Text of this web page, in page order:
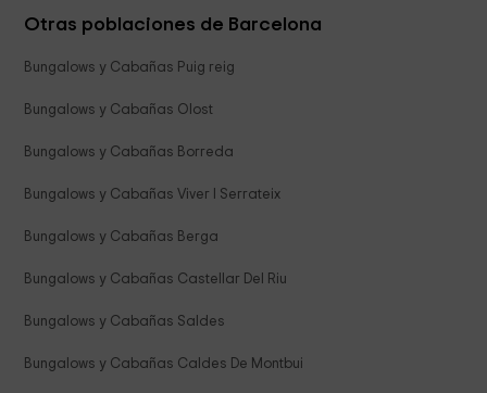
Otras poblaciones de Barcelona
Bungalows y Cabañas Puig reig
Bungalows y Cabañas Olost
Bungalows y Cabañas Borreda
Bungalows y Cabañas Viver I Serrateix
Bungalows y Cabañas Berga
Bungalows y Cabañas Castellar Del Riu
Bungalows y Cabañas Saldes
Bungalows y Cabañas Caldes De Montbui